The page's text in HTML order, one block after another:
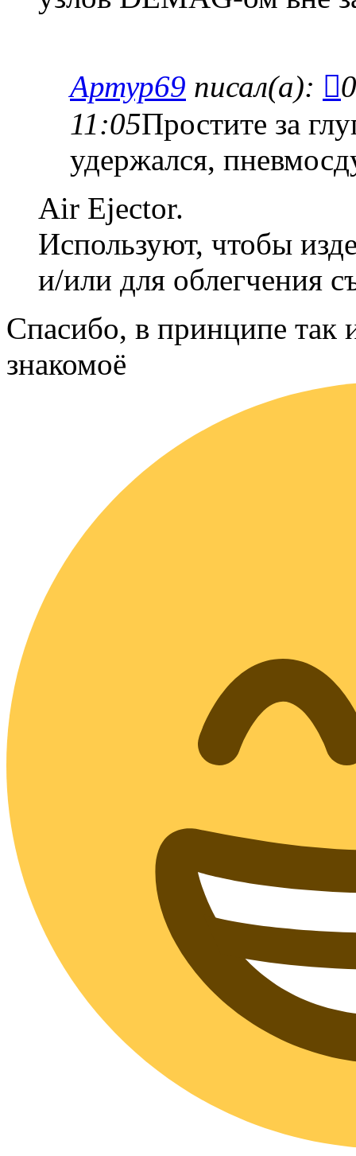
Артур69 писал(а):
11:05Простите за
удержался,
Air Ejector.
Используют, чтобы
и/или для облегчения
Спасибо, в принципе так
знакомоё